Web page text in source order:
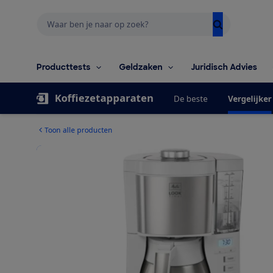
Producttests Geldzaken Juridisch Advies
Koffiezetapparaten De beste Vergelijker
Toon alle producten